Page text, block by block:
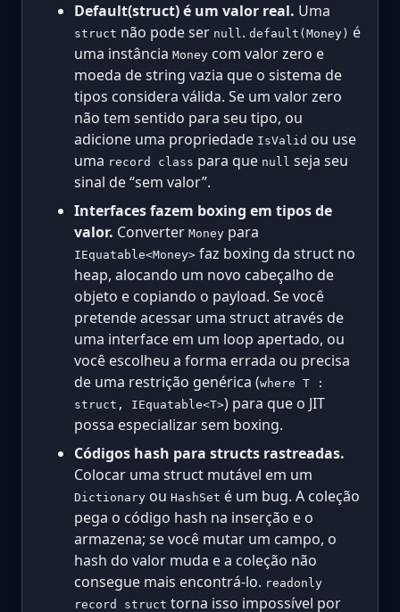
Default(struct) é um valor real. Uma
struct não pode ser null. default(Money) é
uma instância Money com valor zero e
moeda de string vazia que o sistema de
tipos considera válida. Se um valor zero
não tem sentido para seu tipo, ou
adicione uma propriedade IsValid ou use
uma record class para que null seja seu
sinal de “sem valor”.
Interfaces fazem boxing em tipos de
valor. Converter Money para
IEquatable<Money> faz boxing da struct no
heap, alocando um novo cabeçalho de
objeto e copiando o payload. Se você
pretende acessar uma struct através de
uma interface em um loop apertado, ou
você escolheu a forma errada ou precisa
de uma restrição genérica (where T :
struct, IEquatable<T>) para que o JIT
possa especializar sem boxing.
Códigos hash para structs rastreadas.
Colocar uma struct mutável em um
Dictionary ou HashSet é um bug. A coleção
pega o código hash na inserção e o
armazena; se você mutar um campo, o
hash do valor muda e a coleção não
consegue mais encontrá-lo. readonly
record struct torna isso impossível por